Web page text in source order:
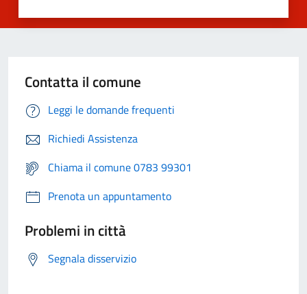
Contatta il comune
Leggi le domande frequenti
Richiedi Assistenza
Chiama il comune 0783 99301
Prenota un appuntamento
Problemi in città
Segnala disservizio